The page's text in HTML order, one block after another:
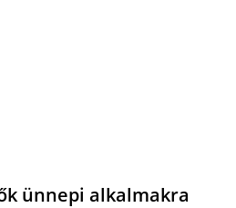
ünnepi alkalmakra